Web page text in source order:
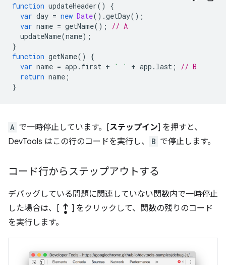
function updateHeader()
{
var day = new Date().getDay();
var name = getName();
// A
updateName(name);
}
function getName()
{
var name = app . first + ' ' + app . last ;
// B
return name ;
}
A で一時停止しています。[ステップイン] を押すと、
DevTools はこの行のコードを実行し、
B で停止します。
コード行からステップアウトする
デバッグしている問題に関連していない関数内で一時停止
した場合は、[ step_out ] をクリックして、関数の残りのコード
を実行します。